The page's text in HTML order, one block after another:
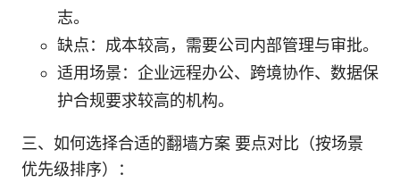
志。
缺点：成本较高，需要公司内部管理与审批。
适用场景：企业远程办公、跨境协作、数据保
护合规要求较高的机构。
三、如何选择合适的翻墙方案 要点对比（按场景
优先级排序）：